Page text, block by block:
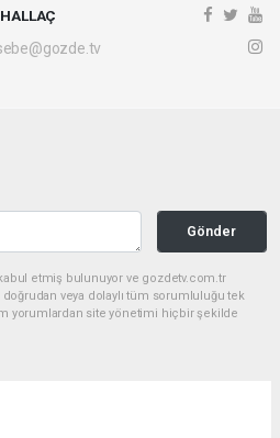
Gönder
etmiş bulunuyor ve gozdetv.com.tr
doğrudan veya dolaylı tüm sorumluluğu tek
yorumlardan site yönetimi hiçbir şekilde